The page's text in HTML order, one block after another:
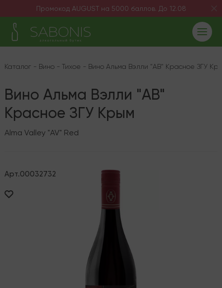
Промокод AUGUST на 5000 баллов. До 12.08
Каталог - Вино- Тихое - Вино Альма Вэлли "АВ" Красное ЗГУ
Вино Альма Вэлли "АВ"
Красное ЗГУ Крым
Alma Valley "AV" Red
Арт.00032732